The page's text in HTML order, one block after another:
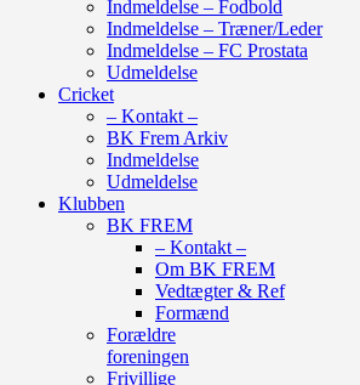
Indmeldelse – Fodbold
Indmeldelse – Træner/Leder
Indmeldelse – FC Prostata
Udmeldelse
Cricket
– Kontakt –
BK Frem Arkiv
Indmeldelse
Udmeldelse
Klubben
BK FREM
– Kontakt –
Om BK FREM
Vedtægter & Ref
Formænd
Forældre
foreningen
Frivillige